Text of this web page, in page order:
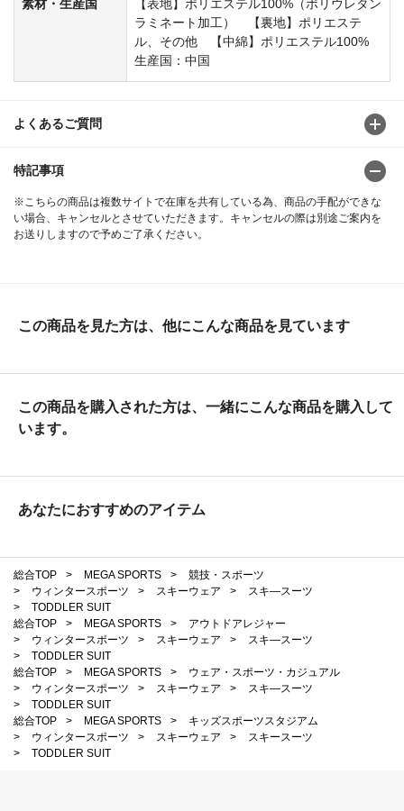
素材・生産国
【表地】ポリエステル100%（ポリウレタン
ラミネート加工） 【裏地】ポリエステ
ル、その他 【中綿】ポリエステル100%
生産国：中国
よくあるご質問
特記事項
※こちらの商品は複数サイトで在庫を共有している為、商品の手配ができな
い場合、キャンセルとさせていただきます。キャンセルの際は別途ご案内を
お送りしますので予めご了承ください。
この商品を見た方は、他にこんな商品を見ています
この商品を購入された方は、一緒にこんな商品を購入して
います。
あなたにおすすめのアイテム
総合TOP > MEGA SPORTS >
競技・スポーツ
>
ウィンタースポーツ > スキーウェア >
スキ―スーツ
>
TODDLER SUIT
総合TOP
> MEGA SPORTS >
アウトドアレジャー
>
ウィンタースポーツ > スキーウェア >
スキ―スーツ
>
TODDLER SUIT
総合TOP
> MEGA SPORTS >
ウェア・スポーツ・カジュアル
>
ウィンタースポーツ > スキーウェア >
スキ―スーツ
>
TODDLER SUIT
総合TOP
> MEGA SPORTS >
キッズスポーツスタジアム
>
ウィンタースポーツ > スキーウェア >
スキースーツ
>
TODDLER SUIT